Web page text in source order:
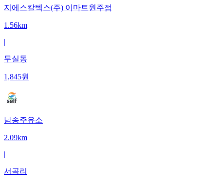
지에스칼텍스(주) 이마트원주점
1.56km
|
무실동
1,845원
남송주유소
2.09km
|
서곡리